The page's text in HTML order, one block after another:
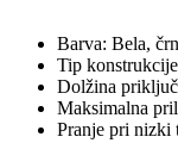
Barva: Bela,
Tip
Dolžina
Maksimalna
Pranje pri nizki